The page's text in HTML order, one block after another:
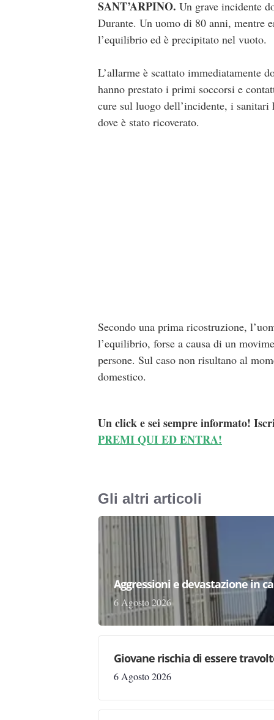
SANT’ARPINO. Un grave incidente
Durante. Un uomo di 80 anni, mentre
l’equilibrio ed è precipitato nel vuoto.
L’allarme è scattato
hanno prestato i primi soccorsi e
cure sul luogo dell’incidente, i sanitari
dove è stato ricoverato.
Secondo una prima ricostruzione,
l’equilibrio, forse a causa di un
persone. Sul caso non risultano al
domestico.
Un click e sei sempre informato!
PREMI QUI ED ENTRA!
Gli altri articoli
Aggressioni e devastazione in
6 Agosto 2026
Giovane rischia di essere
6 Agosto 2026